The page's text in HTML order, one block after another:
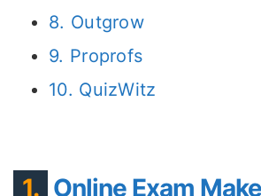
8. Outgrow
9. Proprofs
10. QuizWitz
1. Online Exam